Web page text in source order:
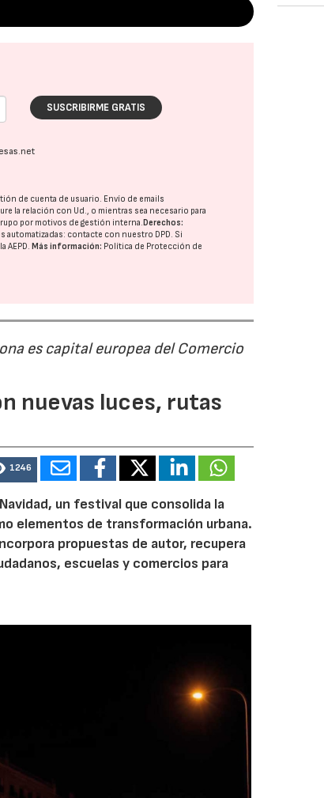
SUSCRIBIRME GRATIS
de cuenta de usuario. Envío de emails
la relación con Ud., o mientras sea necesario para
por motivos de gestión interna. Derechos:
automatizadas: contacte con nuestro DPD. Si
AEPD. Más información: Política de Protección de
es capital europea del Comercio
nuevas luces, rutas
1246
un festival que consolida la
elementos de transformación urbana.
propuestas de autor, recupera
escuelas y comercios para